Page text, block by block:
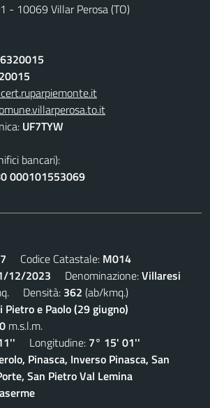
- 10069 Villar Perosa (TO)
UF7TYW
bancari):
000101553069
Codice Catastale: M014
12/2023 Denominazione:Villaresi
Densità: 362 (ab/kmq.)
Pietro e Paolo (29 giugno)
m.s.l.m.
Longitudine: 7° 15' 01''
Pinasca, Inverso Pinasca, San
San Pietro Val Lemina